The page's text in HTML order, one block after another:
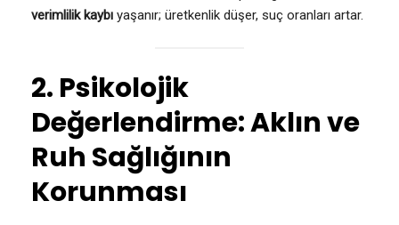
verimlilik kaybı yaşanır; üretkenlik düşer, suç oranları artar.
2. Psikolojik
Değerlendirme: Aklın ve
Ruh Sağlığının
Korunması